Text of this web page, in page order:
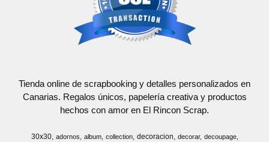
Tienda online de scrapbooking y detalles personalizados en
Canarias. Regalos únicos, papelería creativa y productos
hechos con amor en El Rincon Scrap.
30x30 adornos album collection decoracion decorar
decoupage